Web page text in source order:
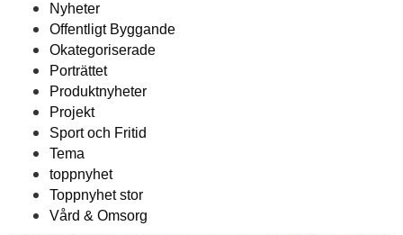
Nyheter
Offentligt Byggande
Okategoriserade
Porträttet
Produktnyheter
Projekt
Sport och Fritid
Tema
toppnyhet
Toppnyhet stor
Vård & Omsorg